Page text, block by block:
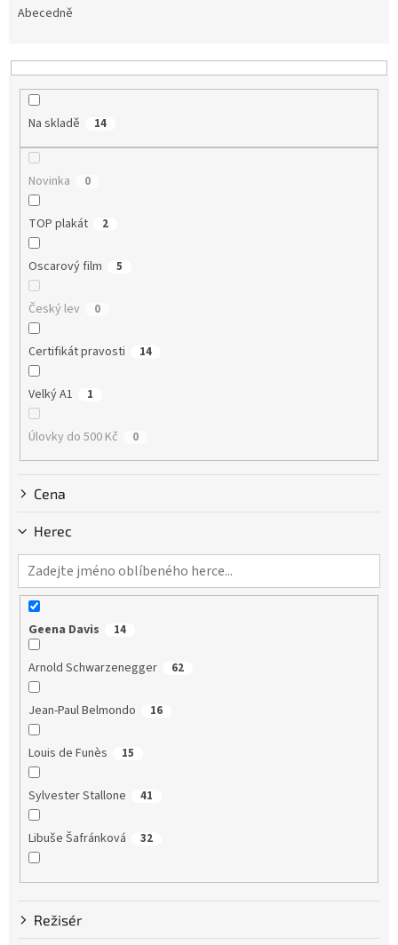
p
Abecedně
Na skladě 14
Novinka 0
TOP plakát 2
Oscarový film 5
Český lev 0
Certifikát pravosti 14
Velký A1 1
Úlovky do 500 Kč 0
Cena
Herec
Geena Davis 14
Arnold Schwarzenegger 62
Jean-Paul Belmondo 16
Louis de Funès 15
Sylvester Stallone 41
Libuše Šafránková 32
Dustin Hoffman 58
Clint Eastwood
Režisér